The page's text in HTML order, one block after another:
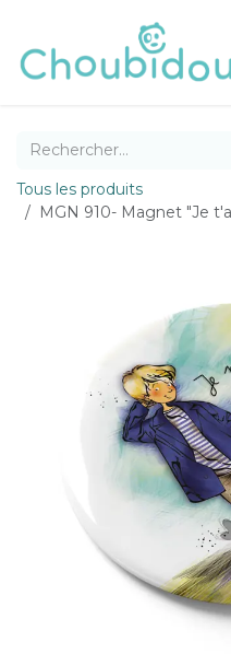
Tous les produits
MGN 910- Magnet "Je